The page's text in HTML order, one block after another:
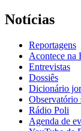
Notícias
Reportagens
Acontece na
Entrevistas
Dossiês
Dicionário
Observatório
Rádio Poli
Agenda de